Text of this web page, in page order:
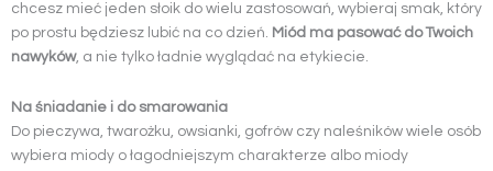
chcesz mieć jeden słoik do wielu zastosowań, wybieraj smak, który
po prostu będziesz lubić na co dzień. Miód ma pasować do Twoich
nawyków, a nie tylko ładnie wyglądać na etykiecie.
Na śniadanie i do smarowania
Do pieczywa, twarożku, owsianki, gofrów czy naleśników wiele osób
wybiera miody o łagodniejszym charakterze albo miody